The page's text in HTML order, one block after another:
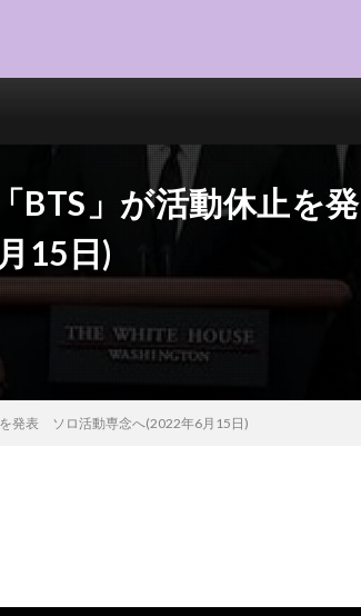
BTS」が活動休止を発
15日)
を発表 ソロ活動専念へ(2022年6月15日)